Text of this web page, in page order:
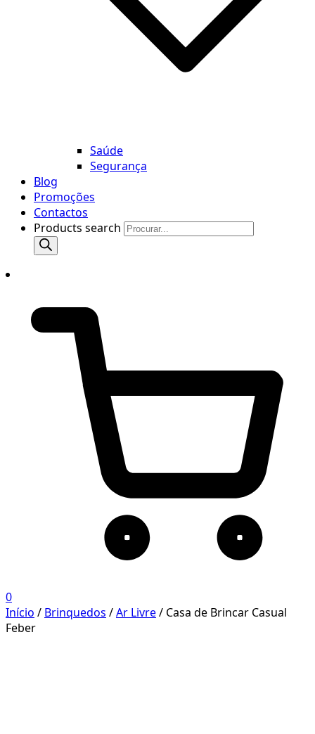
Saúde
Segurança
Blog
Promoções
Contactos
Products search
0
Início / Brinquedos /Ar Livre/ Casa de Brincar Casual
Feber